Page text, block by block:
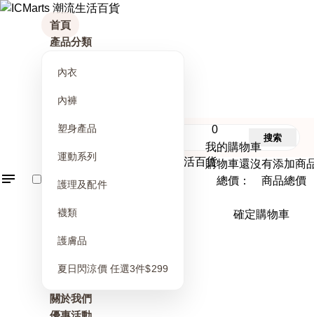
首頁
產品分類
內衣
內褲
塑身產品
運動系列
護理及配件
襪類
護膚品
夏日閃涼價 任選3件$299
關於我們
0
我的購物車
購物車還沒有添加商
總價： 商品總價
確定購物車
搜索